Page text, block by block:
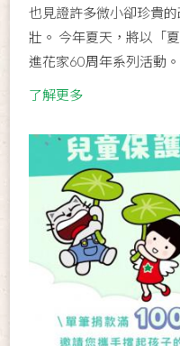
也見證許多微小卻珍貴
壯。 今年夏天，將以「
進花家60周年系列活動。
了解更多